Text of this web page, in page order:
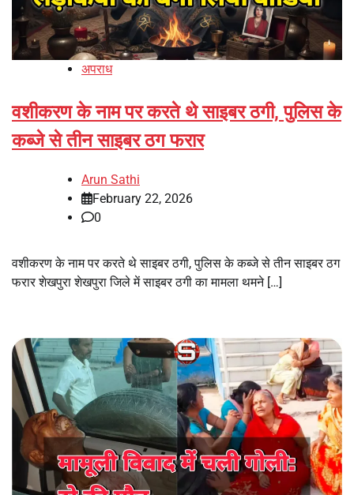
अपराध
वशीकरण के नाम पर करते थे साइबर ठगी, पुलिस के
कब्जे से तीन साइबर ठग फरार
Arun Sathi
February 22, 2026
0
वशीकरण के नाम पर करते थे साइबर ठगी, पुलिस के कब्जे से तीन साइबर ठग
फरार शेखपुरा शेखपुरा जिले में साइबर ठगी का मामला थमने […]